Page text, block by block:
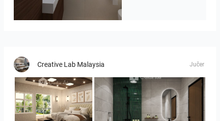
Badkamerhuis
Creative Lab Malaysia Jučer